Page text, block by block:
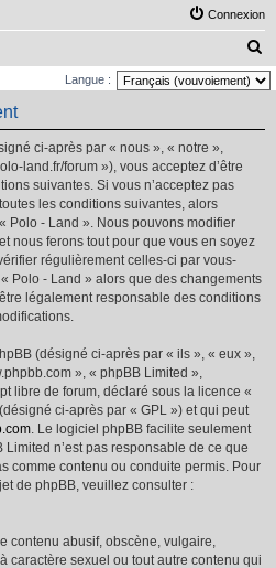
Connexion
e
Langue :
ci-après par « nous », « notre »,
land.fr/forum »), vous acceptez d’être
suivantes. Si vous n’acceptez pas
les conditions suivantes, alors
Polo - Land ». Nous pouvons modifier
nous ferons tout pour que vous en soyez
régulièrement celles-ci par vous-
Polo - Land » alors que des changements
légalement responsable des conditions
(désigné ci-après par « ils », « eux »,
», « phpBB Limited »,
libre de forum, déclaré sous la licence «
ci-après par « GPL ») et qui peut
. Le logiciel phpBB facilite seulement
n’est pas responsable de ce que
comme contenu ou conduite permis. Pour
de phpBB, veuillez consulter :
contenu abusif, obscène, vulgaire,
caractère sexuel ou tout autre contenu qui